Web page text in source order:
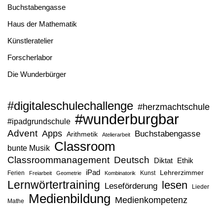
Buchstabengasse
Haus der Mathematik
Künstleratelier
Forscherlabor
Die Wunderbürger
#digitaleschulechallenge #herzmachtschule
#ipadgrundschule #wunderburgbar
Advent Apps Arithmetik Atelierarbeit Buchstabengasse
bunte Musik Classroom
Classroommanagement Deutsch Diktat Ethik
Ferien Freiarbeit Geometrie iPad Kombinatorik Kunst Lehrerzimmer
Lernwörtertraining Leseförderung lesen Lieder
Mathe Medienbildung Medienkompetenz